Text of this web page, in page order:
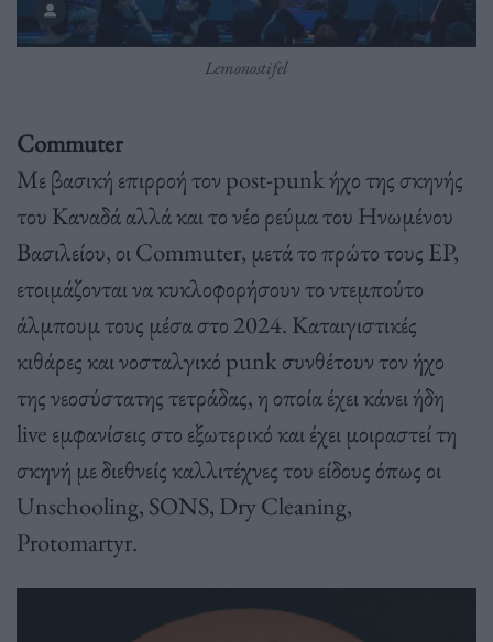
Lemonostifel
Commuter
Με βασική επιρροή τον post-punk ήχο της σκηνής
του Καναδά αλλά και το νέο ρεύμα του Ηνωμένου
Βασιλείου, οι Commuter, μετά το πρώτο τους EP,
ετοιμάζονται να κυκλοφορήσουν το ντεμπούτο
άλμπουμ τους μέσα στο 2024. Καταιγιστικές
κιθάρες και νοσταλγικό punk συνθέτουν τον ήχο
της νεοσύστατης τετράδας, η οποία έχει κάνει ήδη
live εμφανίσεις στο εξωτερικό και έχει μοιραστεί τη
σκηνή με διεθνείς καλλιτέχνες του είδους όπως οι
Unschooling, SONS, Dry Cleaning,
Protomartyr.